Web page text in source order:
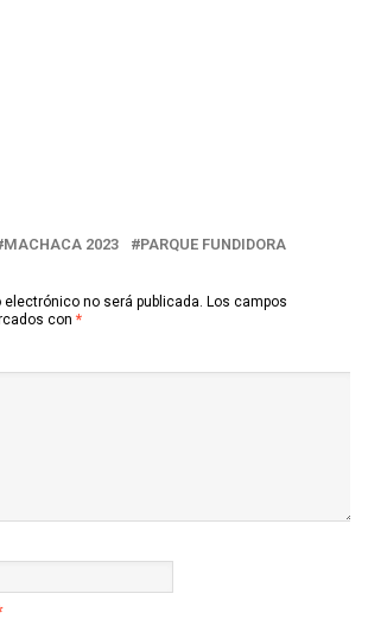
MACHACA 2023 PARQUE FUNDIDORA
no será publicada. Los campos
con *